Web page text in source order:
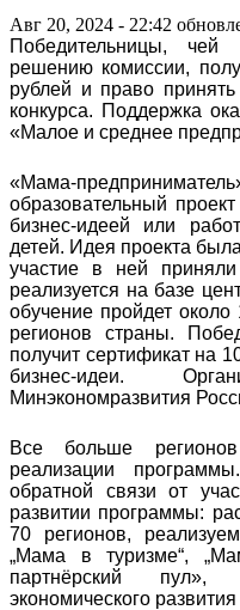
Авг 20, 2024 - 22:42
Победительницы,
решению комиссии,
рублей и право
конкурса. Поддержка
«Малое и среднее
«Мама-
образовательный
бизнес-идеей или
детей. Идея проекта
участие в ней
реализуется на базе
обучение пройдет
регионов страны.
получит сертификат на
бизнес-идеи.
Минэкономразвития
Все больше
реализации
обратной связи от
развитии программы:
70 регионов,
„Мама в туризме“,
партнёрский
экономического